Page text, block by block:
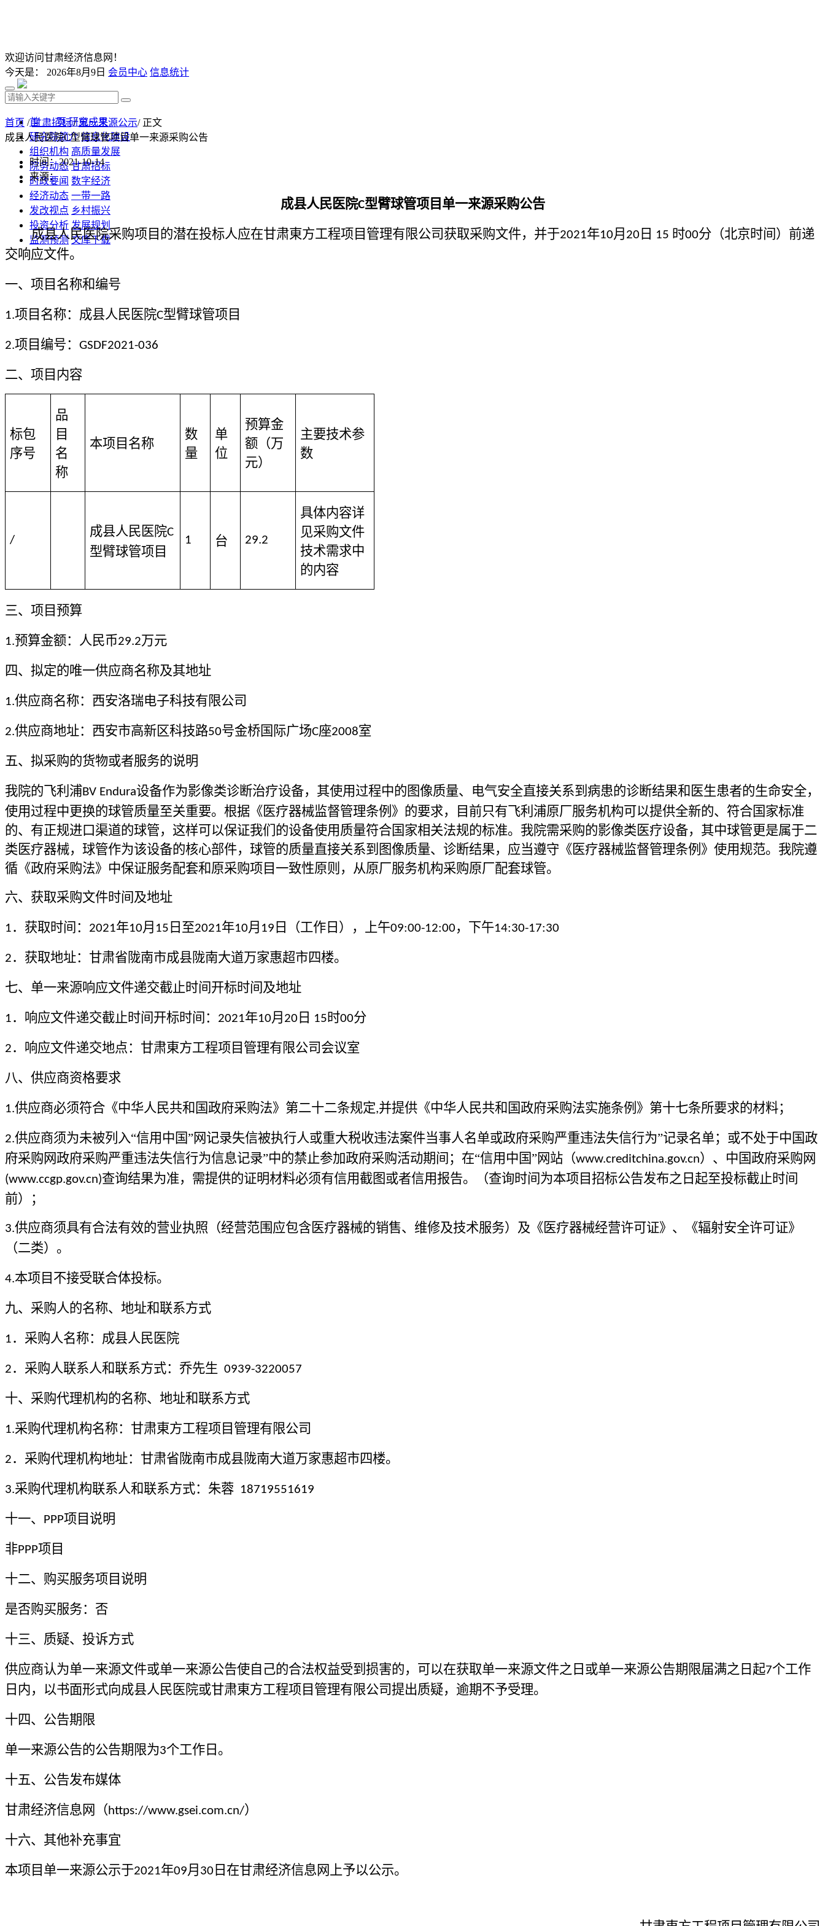
欢迎访问甘肃经济信息网！
今天是： 2026年8月9日 会员中心 信息统计
首 页 研究成果
研究院简介 信息化建设
组织机构 高质量发展
院务动态 甘肃招标
时政要闻 数字经济
经济动态 一带一路
发改视点 乡村振兴
投资分析 发展规划
监测预测 文库下载
首页 /甘肃招标/单一来源公示/ 正文
成县人民医院C型臂球管项目单一来源采购公告
时间：2021-10-14
来源：
成县人民医院C型臂球管项目单一来源采购公告
成县人民医院采购项目的潜在投标人应在甘肃東方工程项目管理有限公司获取采购文件， 并于2021年10月 20 日 15 时00分（北京时间） 前递
交响应文件。
一、项目名称和编号
1.项目名称： 成县人民医院C型臂球管项目
2.项目编号： GSDF2021-036
二、项目内容
标包
序号
品
目
名
称
本项目名称
数
量
单
位
预算金
额（万
元）
主要技术参
数
/
成县人民医院C
型臂球管项目
1 台 29.2
具体内容详
见采购文件
技术需求中
的内容
三、项目预算
1.预算金额：人民币29.2万元
四、拟定的唯一供应商名称及其地址
1.供应商名称： 西安洛瑞电子科技有限公司
2.供应商地址：西安市高新区科技路50号金桥国际广场C座2008室
五、拟采购的货物或者服务的说明
我院的飞利浦BV Endura设备作为影像类诊断治疗设备，其使用过程中的图像质量、电气安全直接关系到病患的诊断结果和医生患者的生命安全，
使用过程中更换的球管质量至关重要。根据《医疗器械监督管理条例》的要求，目前只有飞利浦原厂服务机构可以提供全新的、符合国家标准
的、有正规进口渠道的球管，这样可以保证我们的设备使用质量符合国家相关法规的标准。我院需采购的影像类医疗设备，其中球管更是属于二
类医疗器械，球管作为该设备的核心部件，球管的质量直接关系到图像质量、诊断结果，应当遵守《医疗器械监督管理条例》使用规范。我院遵
循《政府采购法》中保证服务配套和原采购项目一致性原则，从原厂服务机构采购原厂配套球管。
六、获取采购文件时间及地址
1．获取时间： 2021年10月 15 日至2021年10月 19 日 （工作日 ） ，上午09:00-12:00，下午14:30-17:30
2．获取地址： 甘肃省陇南市成县陇南大道万家惠超市四楼。
七、单一来源响应文件递交截止时间开标时间及地址
1．响应文件递交截止时间开标时间： 2021年10月 20 日 15时00分
2．响应文件递交地点： 甘肃東方工程项目管理有限公司会议室
八、供应商资格要求
1.供应商必须符合《中华人民共和国政府采购法》第二十二条规定,并提供《中华人民共和国政府采购法实施条例》第十七条所要求的材料；
2.供应商须为未被列入“信用中国”网记录失信被执行人或重大税收违法案件当事人名单或政府采购严重违法失信行为”记录名单；或不处于中国政
府采购网政府采购严重违法失信行为信息记录”中的禁止参加政府采购活动期间；在“信用中国”网站（www.creditchina.gov.cn）、中国政府采购网
(www.ccgp.gov.cn)查询结果为准，需提供的证明材料必须有信用截图或者信用报告。（查询时间为本项目招标公告发布之日起至投标截止时间
前）；
3.供应商须具有合法有效的营业执照（经营范围应包含医疗器械的销售、维修及技术服务）及《医疗器械经营许可证》、《辐射安全许可证》
（二类）。
4.本项目不接受联合体投标。
九、采购人的名称、地址和联系方式
1．采购人名称： 成县人民医院
2．采购人联系人和联系方式：乔先生 0939-3220057
十、采购代理机构的名称、地址和联系方式
1.采购代理机构名称： 甘肃東方工程项目管理有限公司
2．采购代理机构地址：甘肃省陇南市成县陇南大道万家惠超市四楼。
3.采购代理机构联系人和联系方式： 朱蓉 18719551619
十一、 PPP项目说明
非PPP项目
十二、购买服务项目说明
是否购买服务：否
十三、质疑、投诉方式
供应商认为单一来源文件或单一来源公告使自己的合法权益受到损害的，可以在获取单一来源文件之日或单一来源公告期限届满之日起7个工作
日内，以书面形式向成县人民医院或甘肃東方工程项目管理有限公司提出质疑，逾期不予受理。
十四、公告期限
单一来源公告的公告期限为3个工作日。
十五、公告发布媒体
甘肃经济信息网（ https://www.gsei.com.cn/）
十六、其他补充事宜
本项目单一来源公示于2021年09月 30 日在甘肃经济信息网上予以公示。